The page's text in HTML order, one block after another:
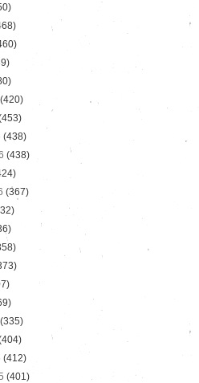
(420)
(438)
(438)
(367)
(335)
(412)
(401)